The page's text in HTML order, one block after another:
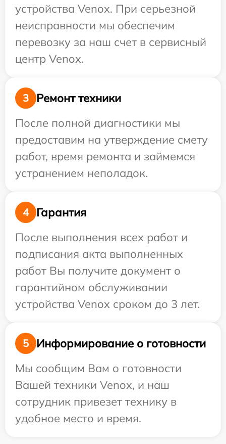
устройства Venox. При серьезной
неисправности мы обеспечим
перевозку за наш счет в сервисный
центр Venox.
3
Ремонт техники
После полной диагностики мы
предоставим на утверждение смету
работ, время ремонта и займемся
устранением неполадок.
4
Гарантия
После выполнения всех работ и
подписания акта выполненных
работ Вы получите документ о
гарантийном обслуживании
устройства Venox сроком до 3 лет.
5
Информирование о готовности
Мы сообщим Вам о готовности
Вашей техники Venox, и наш
сотрудник привезет технику в
удобное место и время.